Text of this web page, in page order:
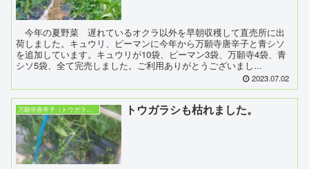
今年の夏野菜 遅れているオクラ以外を早朝収穫して直売所に出
荷しました。キュウリ、ピーマンに今年から万願寺唐辛子と青シソ
を追加しています。キュウリが10袋、ピーマン3袋、万願寺4袋、青
シソ5袋、全て完売しました。ご利用ありがとうございまし...
2023.07.02
万願寺唐辛子（トウガラシ23） トウガラシも枯れました。